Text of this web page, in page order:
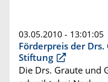
03.05.2010 - 13:01:05
Förderpreis der
Stiftung
Die Drs. Graute und